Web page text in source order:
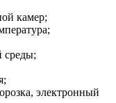
камер;
среды;
электронный